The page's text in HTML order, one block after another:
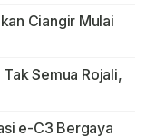
Ciangir Mulai
Semua Rojali,
e-C3 Bergaya